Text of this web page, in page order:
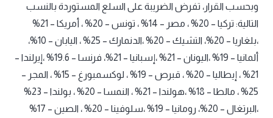
وبحسب القرار، تفرض الضريبة على السلع المستوردة بالنسب
التالية: تركيا – 20% ، مصر – 14% ، تونس – 20% ، أمريكا – 21%
،بلغاريا – 20%، التشيك – 20% ،الدنمارك – 25% ، اليابان – 10%،
ألمانيا – 19% ،اليونان – 21% ،إسبانيا – 21%، فرنسا – 19.6% ،إيرلندا –
21% ، إيطاليا – 20% ، قبرص – 19% ، لوكسمبورغ – 15% ، المجر –
25% ، مالطا – 18% ،هولندا – 21% ، النمسا – 20% ، بولندا – 23%
،البرتغال – 20%، رومانيا – 19% ،سلوفينا – 20% ، الصين – 17%